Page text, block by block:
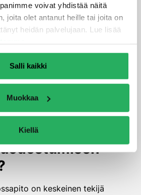
voivat yhdistää näitä
joita olet antanut heille tai joita on
heidän palvelujaan. Lue lisää
Salli kaikki
Muokkaa
Kiellä
ja sen ympäristöolosuhteet
suunnittelussa. Esimerkiksi
kosteudesta ja
voivat vähentää kosteuden
Myös oikeanlaisten
valinta, kuten Sulinin
ja bitumittomat vedeneristeet,
vaikuttaa
on keskeinen tekijä